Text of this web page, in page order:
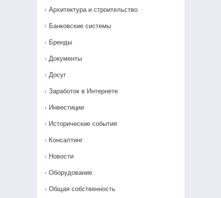
Архитектура и строительство
Банковские системы
Бренды
Документы
Досуг
Заработок в Интернете
Инвестиции
Исторические события
Консалтинг
Новости
Оборудование
Общая собственность